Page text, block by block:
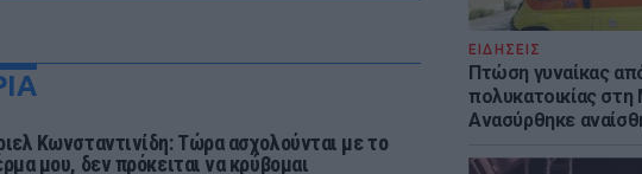
ΕΙΔΗΣΕΙΣ
Πτώση γυναίκας
πολυκατοικίας
Ανασύρθηκε
Κωνσταντινίδη: Τώρα ασχολούνται με το
μου, δεν πρόκειται να κρύβομαι